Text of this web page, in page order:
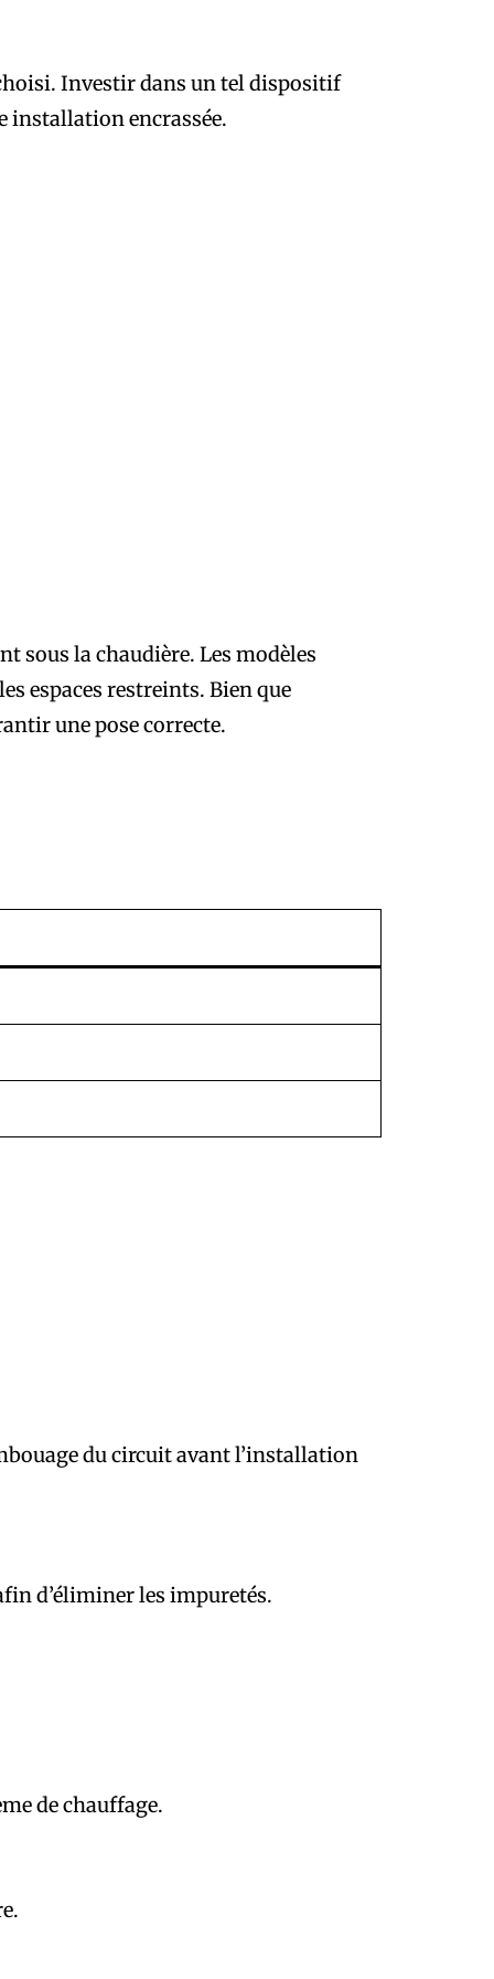
Investir dans un tel dispositif
installation encrassée.
sous la chaudière. Les modèles
espaces restreints. Bien que
une pose correcte.
du circuit avant l’installation
d’éliminer les impuretés.
de chauffage.